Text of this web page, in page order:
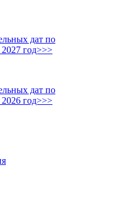
дат по
год>>>
дат по
год>>>